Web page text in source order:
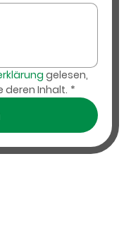
gelesen,
deren Inhalt. *